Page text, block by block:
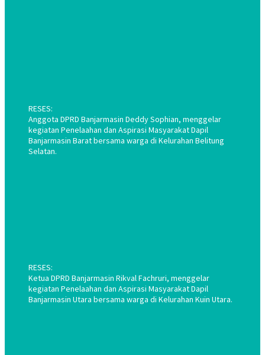
RESES:
Anggota DPRD Banjarmasin Deddy Sophian, menggelar
kegiatan Penelaahan dan Aspirasi Masyarakat Dapil
Banjarmasin Barat bersama warga di Kelurahan Belitung
Selatan.
RESES:
Ketua DPRD Banjarmasin Rikval Fachruri, menggelar
kegiatan Penelaahan dan Aspirasi Masyarakat Dapil
Banjarmasin Utara bersama warga di Kelurahan Kuin Utara.